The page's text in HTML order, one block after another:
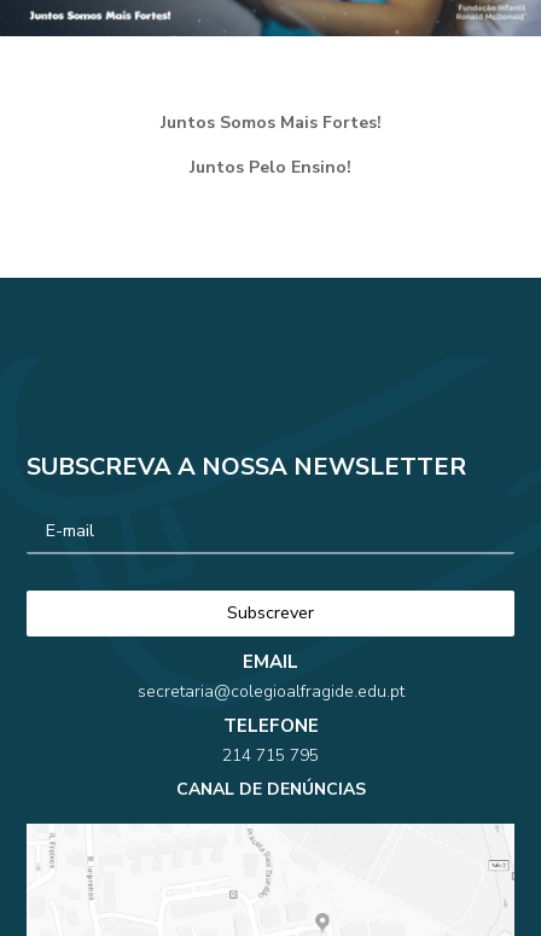
Juntos Somos Mais Fortes!
Juntos Pelo Ensino!
SUBSCREVA A NOSSA NEWSLETTER
EMAIL
secretaria@colegioalfragide.edu.pt
TELEFONE
214 715 795
CANAL DE DENÚNCIAS